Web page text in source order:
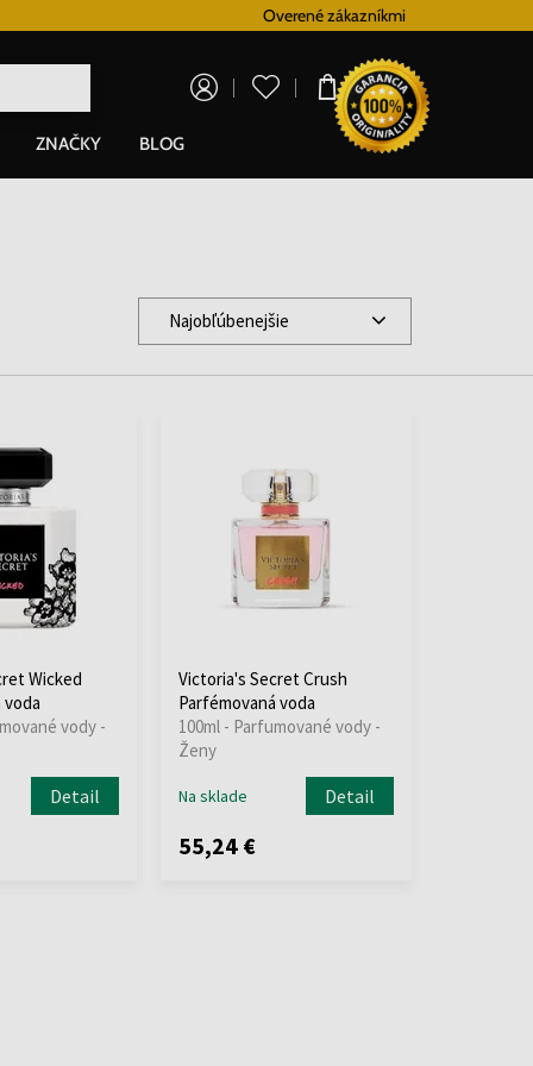
Overené zákazníkmi
0,00 €
ZNAČKY BLOG
Najobľúbenejšie
Wicked
vody -
Detail
Victoria's Secret Crush
Parfémovaná voda
100ml - Parfumované vody -
Ženy
Na sklade Detail
55,24 €